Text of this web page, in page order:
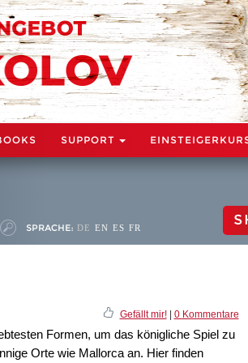
SUPPORT
SPRACHE: DE EN ES FR
Gefällt mir!| 0 Kommentare
Formen, um das königliche Spiel zu
Orte wie Mallorca an. Hier finden